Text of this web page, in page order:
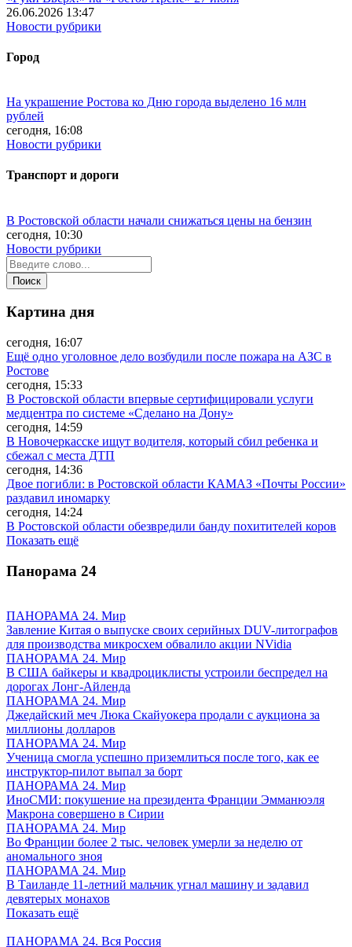
26.06.2026 13:47
Новости рубрики
Город
На украшение Ростова ко Дню города выделено 16 млн
рублей
сегодня, 16:08
Новости рубрики
Транспорт и дороги
В Ростовской области начали снижаться цены на бензин
сегодня, 10:30
Новости рубрики
Картина дня
сегодня, 16:07
Ещё одно уголовное дело возбудили после пожара на АЗС в
Ростове
сегодня, 15:33
В Ростовской области впервые сертифицировали услуги
медцентра по системе «Сделано на Дону»
сегодня, 14:59
В Новочеркасске ищут водителя, который сбил ребенка и
сбежал с места ДТП
сегодня, 14:36
Двое погибли: в Ростовской области КАМАЗ «Почты России»
раздавил иномарку
сегодня, 14:24
В Ростовской области обезвредили банду похитителей коров
Показать ещё
Панорама 24
ПАНОРАМА 24. Мир
Завление Китая о выпуске своих серийных DUV-литографов
для производства микросхем обвалило акции NVidia
ПАНОРАМА 24. Мир
В США байкеры и квадроциклисты устроили беспредел на
дорогах Лонг-Айленда
ПАНОРАМА 24. Мир
Джедайский меч Люка Скайуокера продали с аукциона за
миллионы долларов
ПАНОРАМА 24. Мир
Ученица смогла успешно приземлиться после того, как ее
инструктор-пилот выпал за борт
ПАНОРАМА 24. Мир
ИноСМИ: покушение на президента Франции Эмманюэля
Макрона совершено в Сирии
ПАНОРАМА 24. Мир
Во Франции более 2 тыс. человек умерли за неделю от
аномального зноя
ПАНОРАМА 24. Мир
В Таиланде 11-летний мальчик угнал машину и задавил
девятерых монахов
Показать ещё
ПАНОРАМА 24. Вся Россия